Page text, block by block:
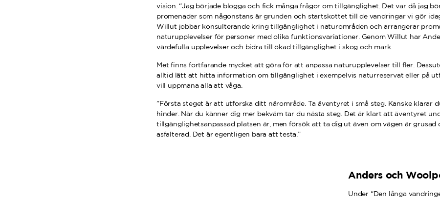
vision. “Jag började blogga och fick många frågor om tillgänglighet. Det var då jag
promenader som någonstans är grunden och startskottet till de vandringar vi gör
Willut jobbar konsulterande kring tillgänglighet i naturområden och arrangerar
naturupplevelser för personer med olika funktionsvariationer. Genom Willut har
värdefulla upplevelser och bidra till ökad tillgänglighet i skog och mark.
Met finns fortfarande mycket att göra för att anpassa naturupplevelser till fler.
alltid lätt att hitta information om tillgänglighet i exempelvis naturreservat eller på
vill uppmana alla att våga.
”Första steget är att utforska ditt närområde. Ta äventyret i små steg. Kanske klarar
hinder. När du känner dig mer bekväm tar du nästa steg. Det är klart att äventyret
tillgänglighetsanpassad platsen är, men försök att ta dig ut även om vägen är grusad
asfalterad. Det är egentligen bara att testa.”
Anders och
Under “Den långa